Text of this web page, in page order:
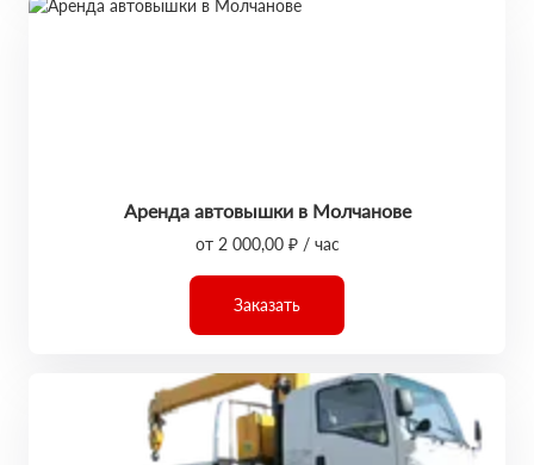
Аренда автовышки в Молчанове
от 2 000,00 ₽ / час
Заказать